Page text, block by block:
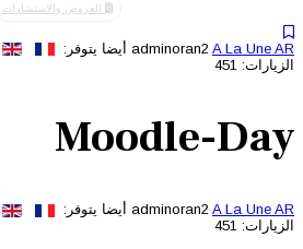
العروض والاستشارات
adminoran2 A La Une AR أيضا يتوفر:
الزيارات: 451
Moodle-Day
adminoran2 A La Une AR أيضا يتوفر:
الزيارات: 451